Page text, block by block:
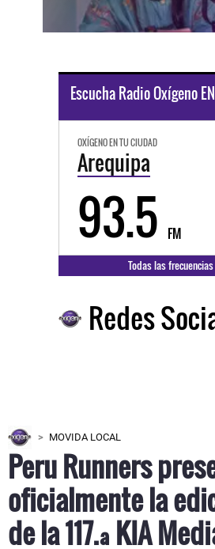
Escucha Radio Oxígeno
OXÍGENO EN TU CIUDAD
Arequipa
93.5 FM
Todas las frecuencias
Redes
MOVIDA LOCAL
Peru Runners
oficialmente la
de la 117.ª KIA